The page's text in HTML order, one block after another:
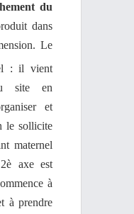
du
dans
Le
: il vient
site en
et
le sollicite
maternel
axe est
à
à prendre